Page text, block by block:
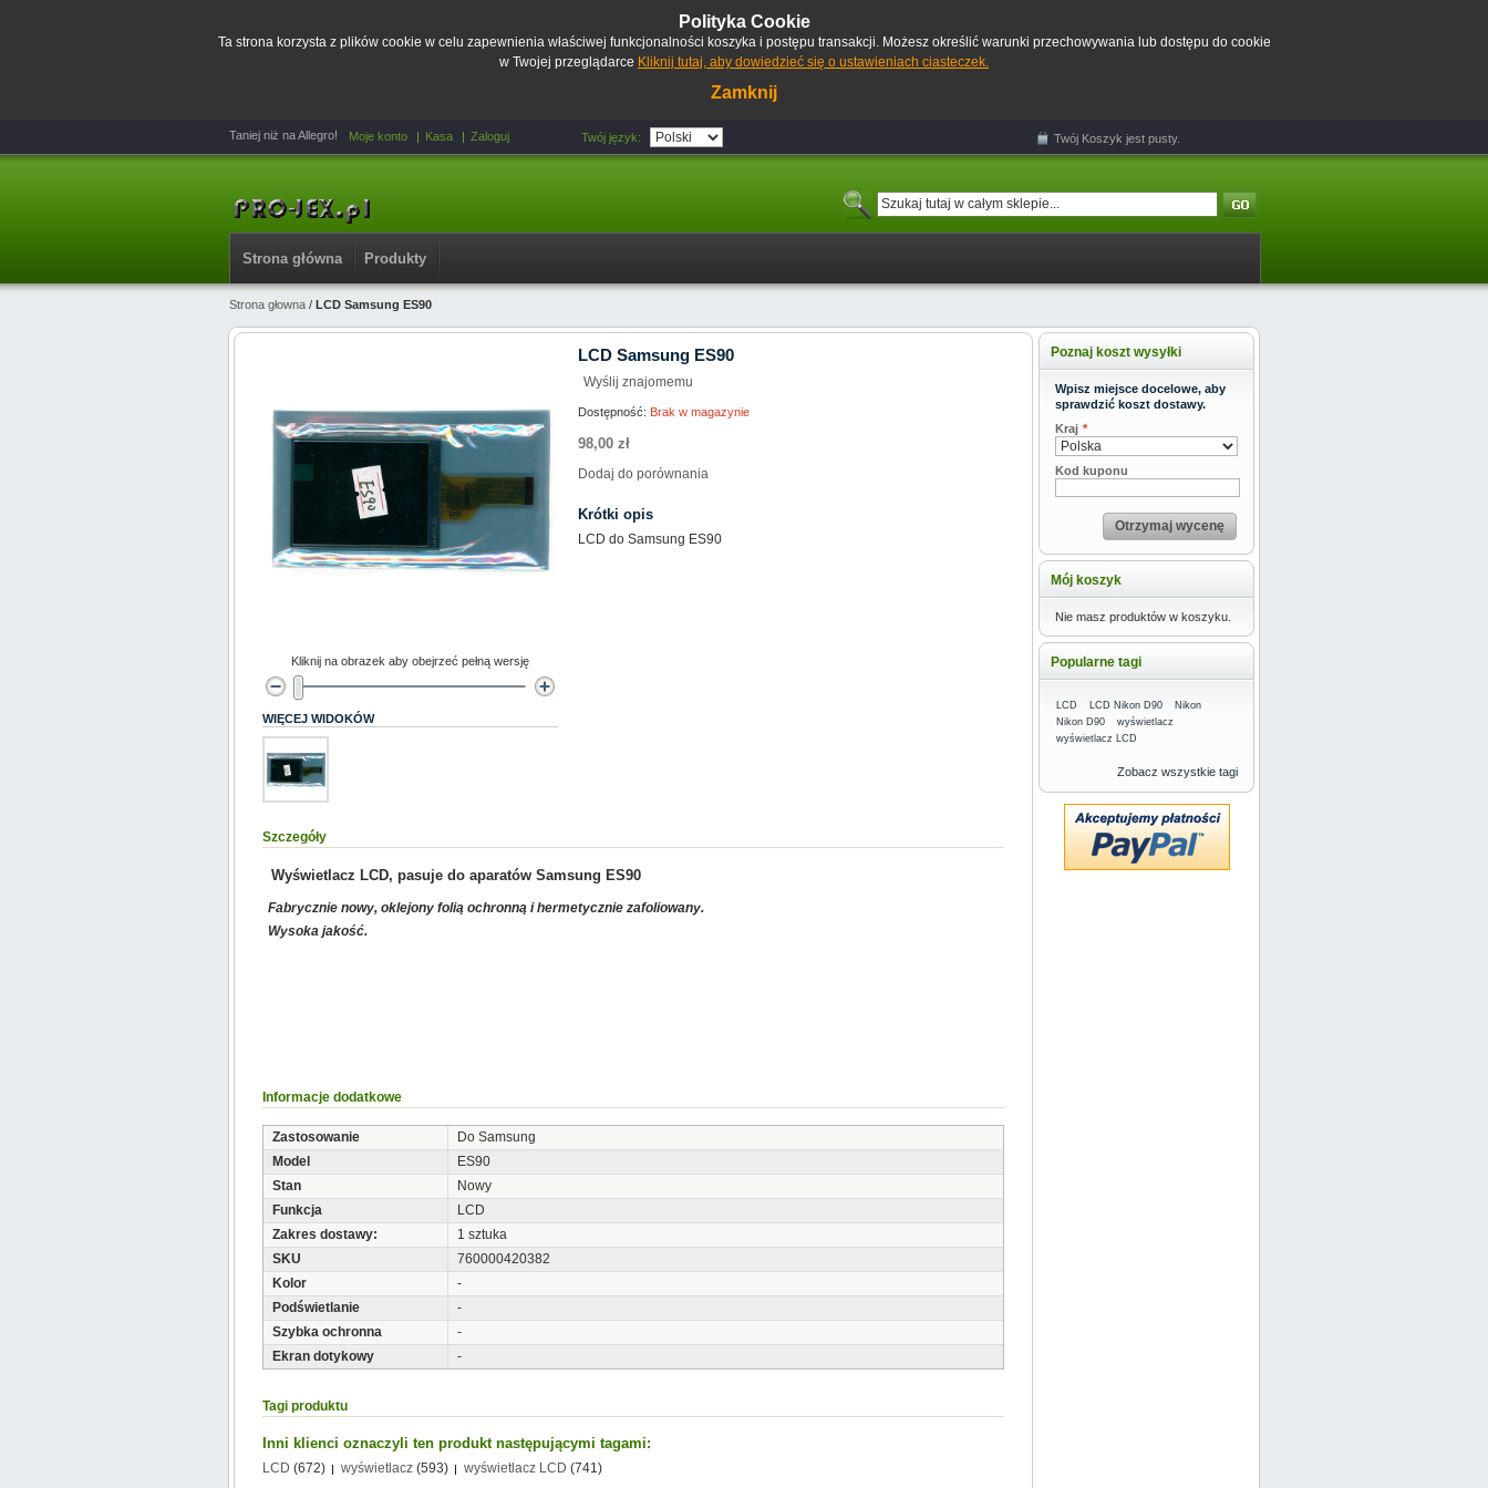
Polityka Cookie
Ta strona korzysta z plików cookie w celu zapewnienia właściwej funkcjonalności koszyka i postępu transakcji. Możesz określić warunki przechowywania lub dostępu do cookie
w Twojej przeglądarce Kliknij tutaj, aby dowiedzieć się o ustawieniach ciasteczek.
Zamknij
Taniej niż na Allegro! Moje konto Kasa Zaloguj Twój Koszyk jest pusty.
Twój język:
Strona główna Produkty
Strona głowna / LCD Samsung ES90
LCD Samsung ES90
Wyślij znajomemu
Dostępność: Brak w magazynie
98,00 zł
Dodaj do porównania
Krótki opis
LCD do Samsung ES90
Kliknij na obrazek aby obejrzeć pełną wersję
WIĘCEJ WIDOKÓW
Szczegóły
Wyświetlacz LCD, pasuje do aparatów Samsung ES90
Fabrycznie nowy, oklejony folią ochronną i hermetycznie zafoliowany.
Wysoka jakość.
Informacje dodatkowe
Zastosowanie
Do Samsung
Model
ES90
Stan
Nowy
Funkcja
LCD
Zakres dostawy:
1 sztuka
SKU
760000420382
Kolor
-
Podświetlanie
-
Szybka ochronna
-
Ekran dotykowy
-
Tagi produktu
Inni klienci oznaczyli ten produkt następującymi tagami:
LCD (672) wyświetlacz (593) wyświetlacz LCD (741)
Poznaj koszt wysyłki
Wpisz miejsce docelowe, aby
sprawdzić koszt dostawy.
*
Kraj
Kod kuponu
Otrzymaj wycenę
Mój koszyk
Nie masz produktów w koszyku.
Popularne tagi
LCD LCD Nikon D90
Nikon
Nikon D90
wyświetlacz
wyświetlacz LCD
Zobacz wszystkie tagi